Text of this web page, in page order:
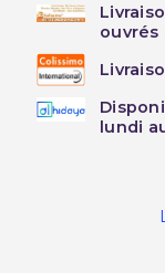
ouvrés
lundi